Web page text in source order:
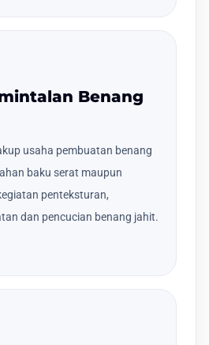
Benang
usaha pembuatan benang
baku serat maupun
penteksturan,
dan pencucian benang jahit.